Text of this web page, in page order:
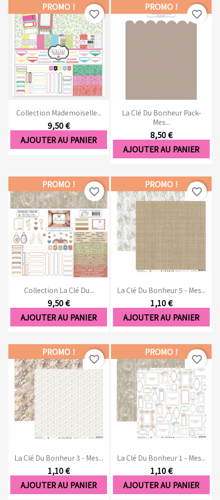
Collection Mademoiselle...
9,50 €
AJOUTER AU PANIER
PROMO !
favorite_border
La Clé Du Bonheur Pack-
Mes...
8,50 €
AJOUTER AU PANIER
PROMO !
favorite_border
Collection La Clé Du...
9,50 €
AJOUTER AU PANIER
PROMO !
favorite_border
La Clé Du Bonheur 5 - Mes...
1,10 €
AJOUTER AU PANIER
PROMO !
favorite_border
La Clé Du Bonheur 3 - Mes...
1,10 €
AJOUTER AU PANIER
PROMO !
favorite_border
La Clé Du Bonheur 1 - Mes...
1,10 €
AJOUTER AU PANIER
PROMO !
favorite_border